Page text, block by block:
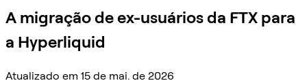
A migração de ex-usuários da FTX para
a Hyperliquid
Atualizado em 15 de mai. de 2026